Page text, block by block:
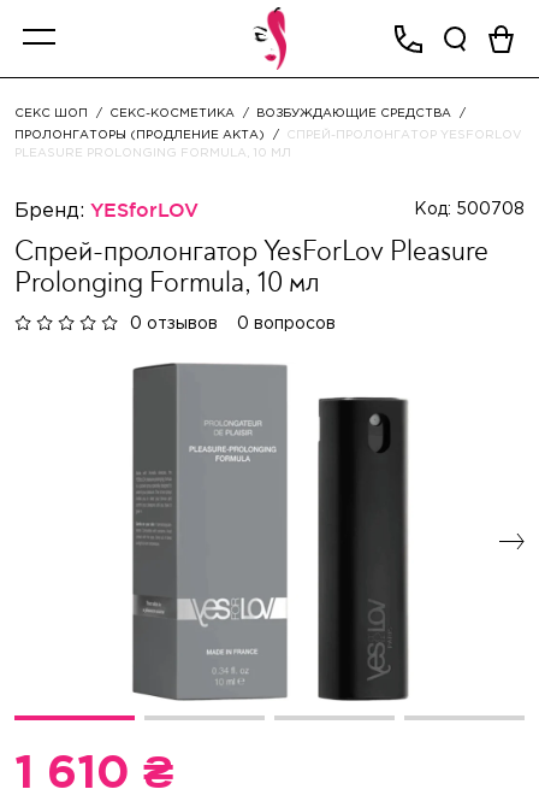
СЕКС ШОП СЕКС-КОСМЕТИКА
ВОЗБУЖДАЮЩИЕ СРЕДСТВА
ПРОЛОНГАТОРЫ (ПРОДЛЕНИЕ АКТА)
СПРЕЙ-ПРОЛОНГАТОР YESFORLOV
PLEASURE PROLONGING FORMULA, 10 МЛ
Бренд: YESforLOV Код: 500708
Спрей-пролонгатор YesForLov Pleasure
Prolonging Formula, 10 мл
0 отзывов 0 вопросов
1 610 ₴